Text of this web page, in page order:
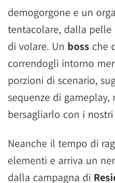
demogorgone e un
tentacolare, dalla pelle
di volare. Un boss che
correndogli intorno
porzioni di scenario,
sequenze di
bersagliarlo con i
Neanche il tempo di
elementi e arriva un
dalla campagna di